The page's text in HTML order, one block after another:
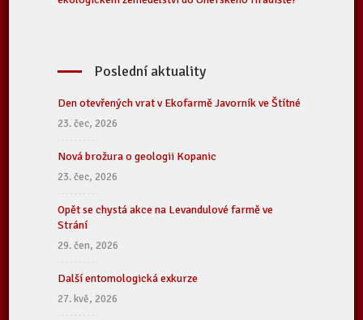
Poslední aktuality
Den otevřených vrat v Ekofarmě Javorník ve Štítné
23. čec, 2026
Nová brožura o geologii Kopanic
23. čec, 2026
Opět se chystá akce na Levandulové farmě ve
Strání
29. čen, 2026
Další entomologická exkurze
27. kvě, 2026